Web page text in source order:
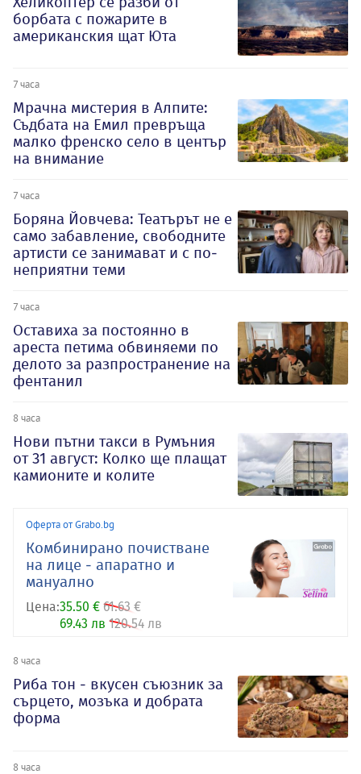
борбата с пожарите в
американския щат Юта
7 часа
Мрачна мистерия в Алпите:
Съдбата на Емил превръща
малко френско село в център
на внимание
7 часа
Боряна Йовчева: Театърът не е
само забавление, свободните
артисти се занимават и с по-
неприятни теми
7 часа
Оставиха за постоянно в
ареста петима обвиняеми по
делото за разпространение на
фентанил
8 часа
Нови пътни такси в Румъния
от 31 август: Колко ще плащат
камионите и колите
Оферта от Grabo.bg
Комбинирано почистване
на лице - апаратно и
мануално
Цена:35.50 € 61.63 €
69.43 лв 120.54 лв
8 часа
Риба тон - вкусен съюзник за
сърцето, мозъка и добрата
форма
8 часа